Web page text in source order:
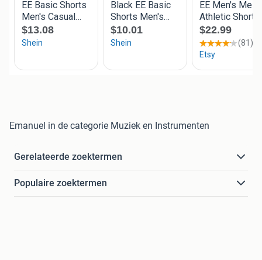
Emanuel in de categorie Muziek en Instrumenten
Gerelateerde zoektermen
Populaire zoektermen